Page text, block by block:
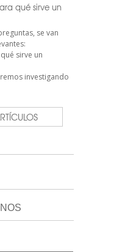
qué sirve un
se van
sirve un
investigando